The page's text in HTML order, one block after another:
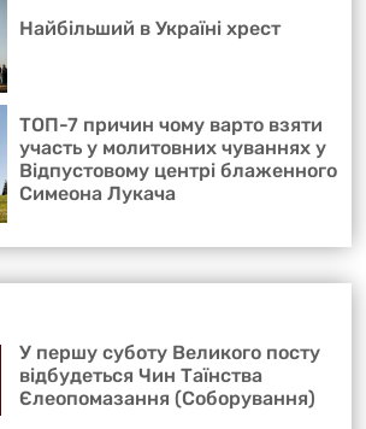
Найбільший в Україні хрест
ТОП-7 причин чому варто взяти
участь у молитовних чуваннях у
Відпустовому центрі блаженного
Симеона Лукача
У першу суботу Великого посту
відбудеться Чин Таїнства
Єлеопомазання (Соборування)